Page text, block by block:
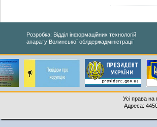
Розробка: Відділ інформаційних технологій
апарату Волинської облдержадміністрації
Усі права на
Адреса: